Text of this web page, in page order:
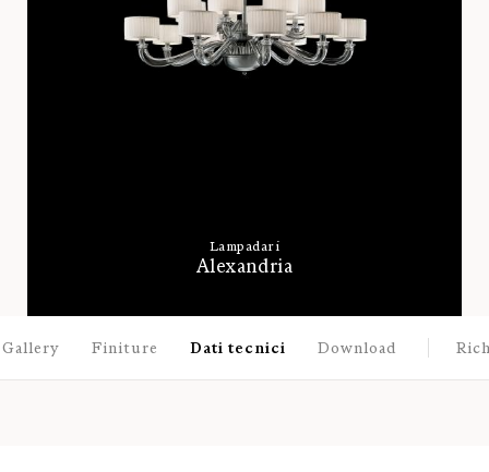
Lampadari
Alexandria
Gallery Finiture Dati tecnici Download